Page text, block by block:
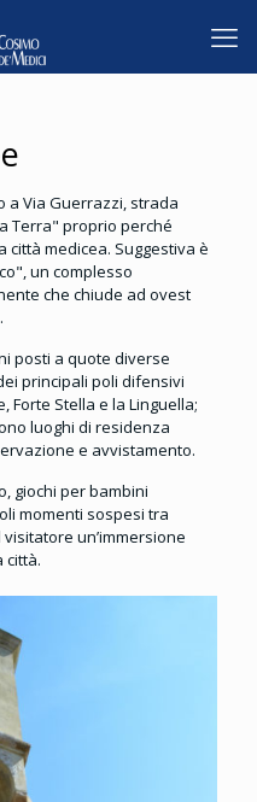
a Via Guerrazzi, strada
Terra" proprio perché
città medicea. Suggestiva è
un complesso
che chiude ad ovest
posti a quote diverse
principali poli difensivi
Forte Stella e la Linguella;
luoghi di residenza
e avvistamento.
giochi per bambini
momenti sospesi tra
un’immersione
città.